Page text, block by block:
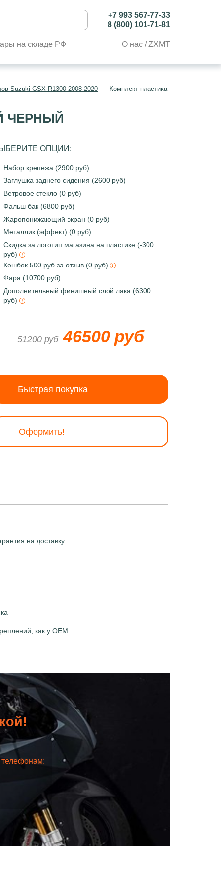
+7 993 567-77-33
8 (800) 101-71-81
на складе РФ О нас / ZXMT
Suzuki GSX-R1300 2008-2020 Комплект пластика Suzuki
ЧЕРНЫЙ
ОПЦИИ:
Набор крепежа (2900 руб)
Заглушка заднего сидения (2600 руб)
Ветровое стекло (0 руб)
Фальш бак (6800 руб)
Жаропонижающий экран (0 руб)
Металлик (эффект) (0 руб)
Скидка за логотип магазина на пластике (-300
руб)
Кешбек 500 руб за отзыв (0 руб)
Фара (10700 руб)
Дополнительный финишный слой лака (6300
руб)
51200 руб 46500 руб
Быстрая покупка
Оформить!
на доставку
как у OEM
телефонам: